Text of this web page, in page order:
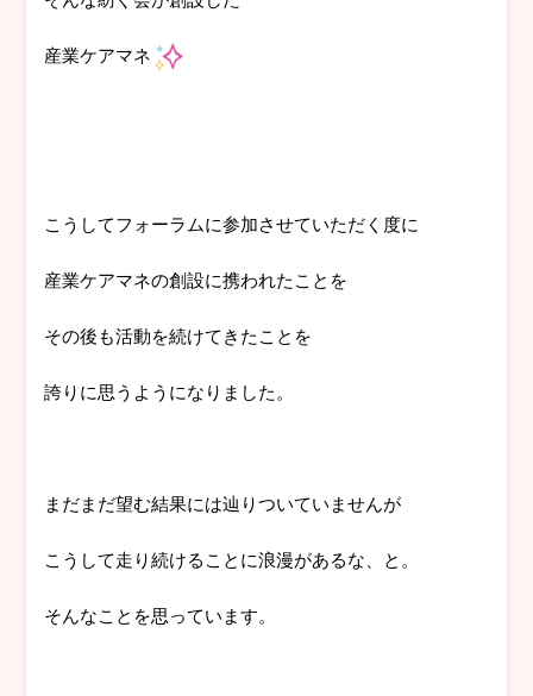
産業ケアマネ
こうしてフォーラムに参加させていただく度に
産業ケアマネの創設に携われたことを
その後も活動を続けてきたことを
誇りに思うようになりました。
まだまだ望む結果には辿りついていませんが
こうして走り続けることに浪漫があるな、と。
そんなことを思っています。